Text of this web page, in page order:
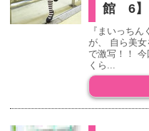
館 6】
『まいっち
が、 自ら美女
で激写！！
くら...